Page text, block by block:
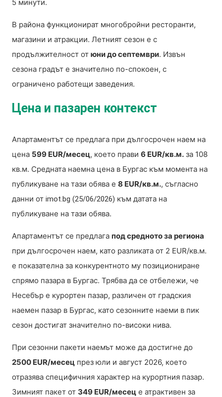
5 минути.
В района функционират многобройни ресторанти,
магазини и атракции. Летният сезон е с
продължителност от юни до септември. Извън
сезона градът е значително по-спокоен, с
ограничено работещи заведения.
Цена и пазарен контекст
Апартаментът се предлага при дългосрочен наем на
цена 599 EUR/месец, което прави 6 EUR/кв.м. за 108
кв.м. Средната наемна цена в Бургас към момента на
публикуване на тази обява е 8 EUR/кв.м., съгласно
данни от imot.bg (25/06/2026) към датата на
публикуване на тази обява.
Апартаментът се предлага под средното за региона
при дългосрочен наем, като разликата от 2 EUR/кв.м.
е показателна за конкурентното му позициониране
спрямо пазара в Бургас. Трябва да се отбележи, че
Несебър е курортен пазар, различен от градския
наемен пазар в Бургас, като сезонните наеми в пик
сезон достигат значително по-високи нива.
При сезонни пакети наемът може да достигне до
2500 EUR/месец през юли и август 2026, което
отразява специфичния характер на курортния пазар.
Зимният пакет от 349 EUR/месец е атрактивен за